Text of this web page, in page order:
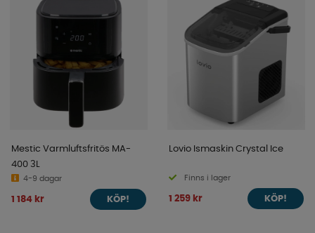
Mestic Varmluftsfritös MA-
400 3L
4-9 dagar
1 184 kr KÖP!
Lovio Ismaskin Crystal Ice
Finns i lager
1 259 kr KÖP!